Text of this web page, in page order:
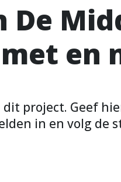
De
en
project. Geef
in en volg de